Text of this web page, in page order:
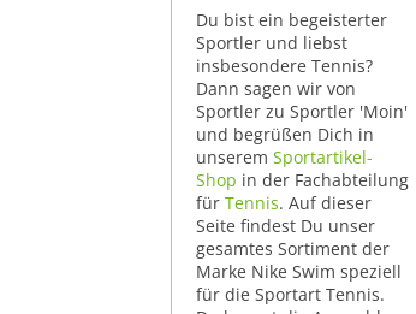
Du bist ein begeisterter
Sportler und liebst
insbesondere Tennis?
Dann sagen wir von
Sportler zu Sportler 'Moin'
und begrüßen Dich in
unserem Sportartikel-
Shop in der Fachabteilung
für Tennis. Auf dieser
Seite findest Du unser
gesamtes Sortiment der
Marke Nike Swim speziell
für die Sportart Tennis.